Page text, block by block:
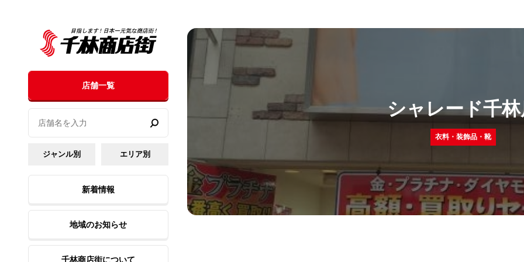
店舗一覧
ジャンル別 エリア別
新着情報
地域のお知らせ
千林商店街について
シャレード千
衣料・装飾品・靴